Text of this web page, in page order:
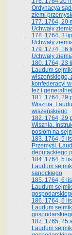
Ordynacya
ziemi
177. 1764, 20
Uchwały
178. 1764, 3
Uchwały
179. 1774, 16
Uchwały
180. 1764, 23
Laudum
wiszeńskiego,
konfederacyi
też i generalnej
181. 1764, 29
Wisznia.
wiszeńskiego
182. 1764, 29
Wisznia.
posłom na
183. 1764, 5
Przemyśl.
deputackiego
184. 1764, 5
Laudum
sanockiego
185. 1764, 6
Laudum
186. 1764, 6
Laudum
187. 1765, 25
Laudum